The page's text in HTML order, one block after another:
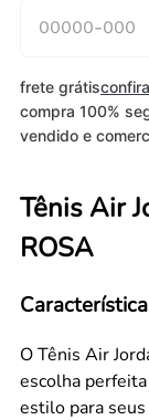
frete grátis
compra 100%
vendido e
Tênis Air
ROSA
O Tênis Air
escolha
estilo para